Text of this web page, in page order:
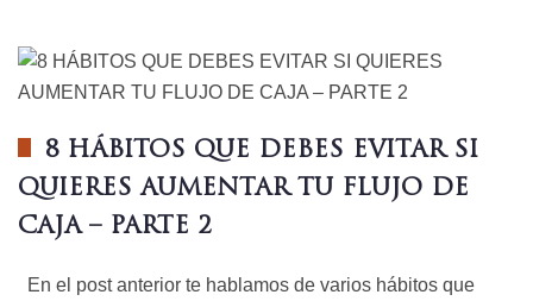
8 HÁBITOS QUE DEBES EVITAR SI
QUIERES AUMENTAR TU FLUJO DE
CAJA – PARTE 2
En el post anterior te hablamos de varios hábitos que